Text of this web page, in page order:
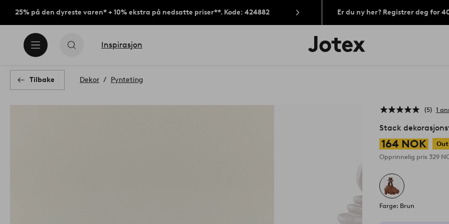
25% på den dyreste varen* + 10% ekstra på nedsatte priser**. Kode: 424882 Er du ny her? Registrer deg for
Inspirasjon
Jotex’
logo
Tilbake Dekor Pynteting
5 1
Stack
164 NOK
Opprinnelig pris329
Farge: Brun